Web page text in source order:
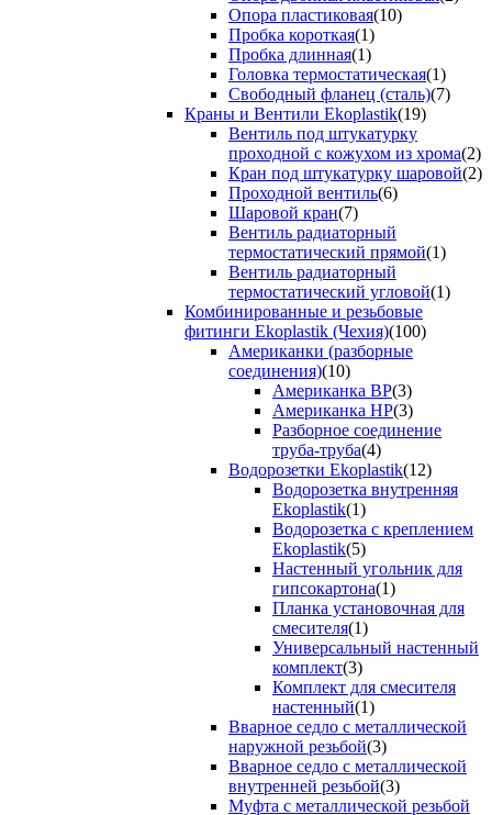
Опора пластиковая(10)
Пробка короткая(1)
Пробка длинная(1)
Головка термостатическая(1)
Свободный фланец (сталь)(7)
Краны и Вентили Ekoplastik(19)
Вентиль под штукатурку
проходной с кожухом из хрома(2)
Кран под штукатурку шаровой(2)
Проходной вентиль(6)
Шаровой кран(7)
Вентиль радиаторный
термостатический прямой(1)
Вентиль радиаторный
термостатический угловой(1)
Комбинированные и резьбовые
фитинги Ekoplastik (Чехия)(100)
Американки (разборные
соединения)(10)
Американка ВР(3)
Американка НР(3)
Разборное соединение
труба-труба(4)
Водорозетки Ekoplastik(12)
Водорозетка внутренняя
Ekoplastik(1)
Водорозетка с креплением
Ekoplastik(5)
Настенный угольник для
гипсокартона(1)
Планка установочная для
смесителя(1)
Универсальный настенный
комплект(3)
Комплект для смесителя
настенный(1)
Вварное седло с металлической
наружной резьбой(3)
Вварное седло с металлической
внутренней резьбой(3)
Муфта с металлической резьбой